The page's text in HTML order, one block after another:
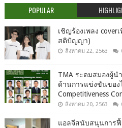
POPULAR
เชิญร้องเพลง cover
สติปัญญา)
สิงหาคม 22, 2563
TMA ระดมสมองผู้น
ด้านการแข่งขันของ
Competitiveness
สิงหาคม 20, 2563
แอลจีสนับสนุนการฟื้